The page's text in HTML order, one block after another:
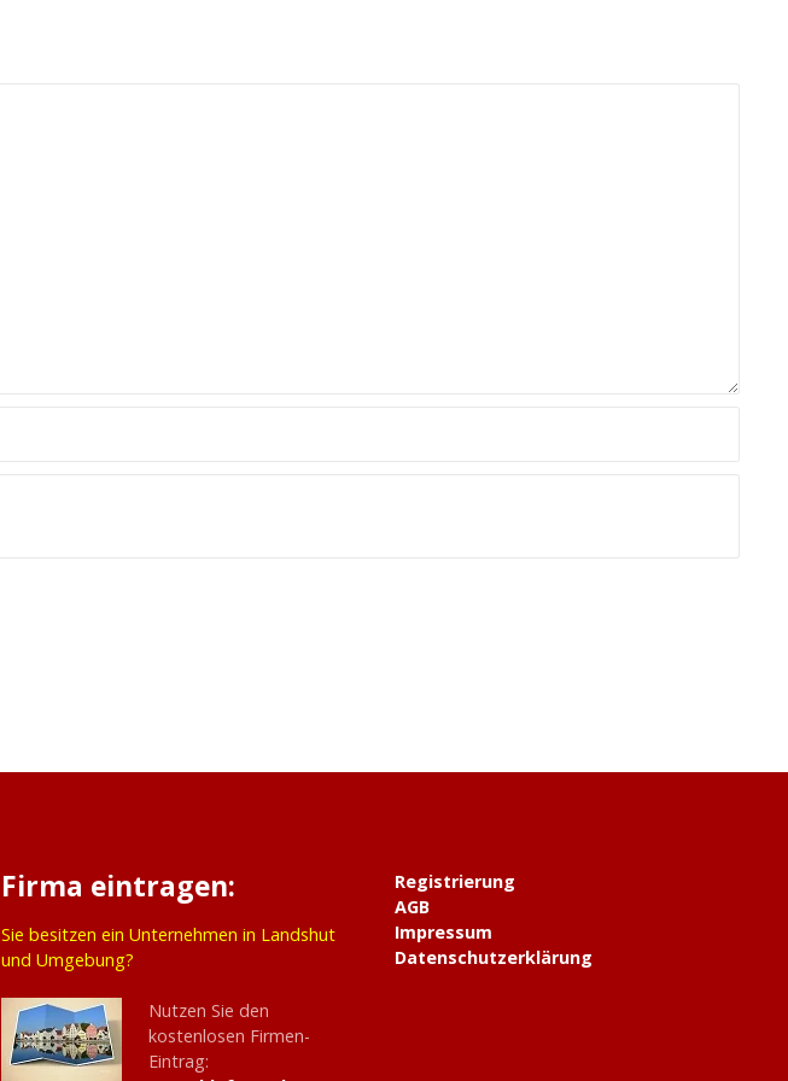
Firma eintragen:
Sie besitzen ein Unternehmen in Landshut
und Umgebung?
Nutzen Sie den
kostenlosen Firmen-
Eintrag:
Registrierung
AGB
Impressum
Datenschutzerklärung